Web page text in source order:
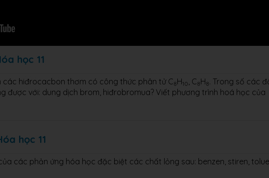
học 11
hiđrocacbon thơm có công thức phân tử C8H10, C8H8. Trong số các
được với: dung dịch brom, hiđrobromua? Viết phương trình hoá học của
học 11
các phản ứng hóa học đặc biệt các chất lỏng sau: benzen, stiren,